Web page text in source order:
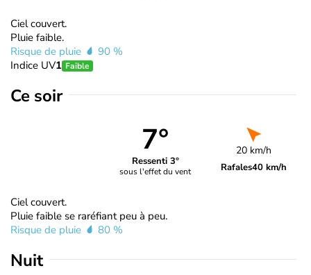
Ciel couvert.
Pluie faible.
Risque de pluie
90 %
Indice UV1 Faible
Ce soir
7°
Ressenti 3°
sous l'effet du vent
20 km/h
Rafales40 km/h
Ciel couvert.
Pluie faible se raréfiant peu à peu.
Risque de pluie
80 %
Nuit